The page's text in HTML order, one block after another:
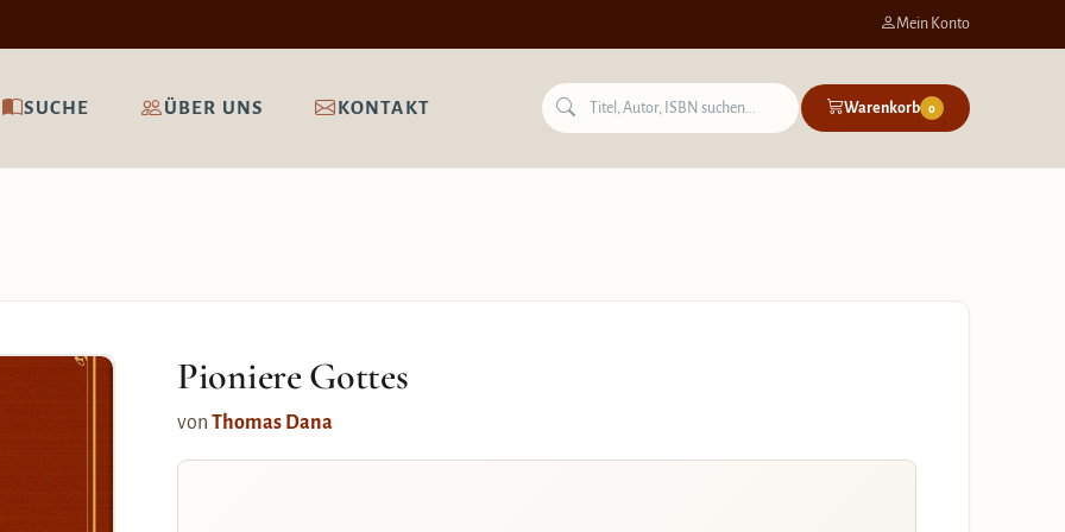
Mein Konto
SUCHE ÜBER UNS KONTAKT Warenkorb 0
Pioniere Gottes
von Thomas Dana